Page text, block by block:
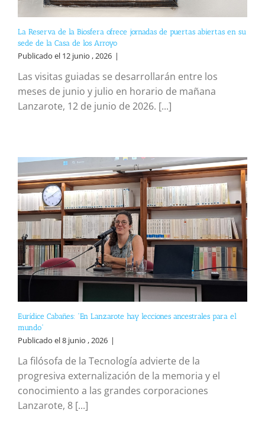
La Reserva de la Biosfera ofrece jornadas de puertas abiertas en su
sede de la Casa de los Arroyo
Publicado el 12 junio , 2026 |
Las visitas guiadas se desarrollarán entre los
meses de junio y julio en horario de mañana
Lanzarote, 12 de junio de 2026. [...]
Eurídice Cabañes: “En Lanzarote hay lecciones ancestrales para el
mundo”
Publicado el 8 junio , 2026 |
La filósofa de la Tecnología advierte de la
progresiva externalización de la memoria y el
conocimiento a las grandes corporaciones
Lanzarote, 8 [...]